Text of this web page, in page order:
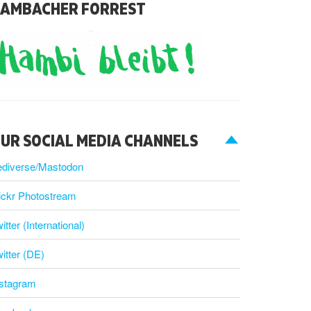
FORREST
SOCIAL MEDIA CHANNELS
Mastodon
Photostream
(International)
(DE)